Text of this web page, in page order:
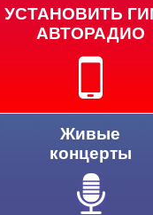
УСТАНОВИТЬ
АВТОРАДИО
Живые
концерты